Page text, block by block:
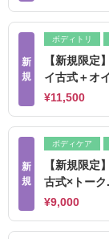
新
規
ボディトリ
【新規限定
イ古式＋オ
¥11,500
新
規
ボディケア
【新規限定
古式×トー
¥9,000